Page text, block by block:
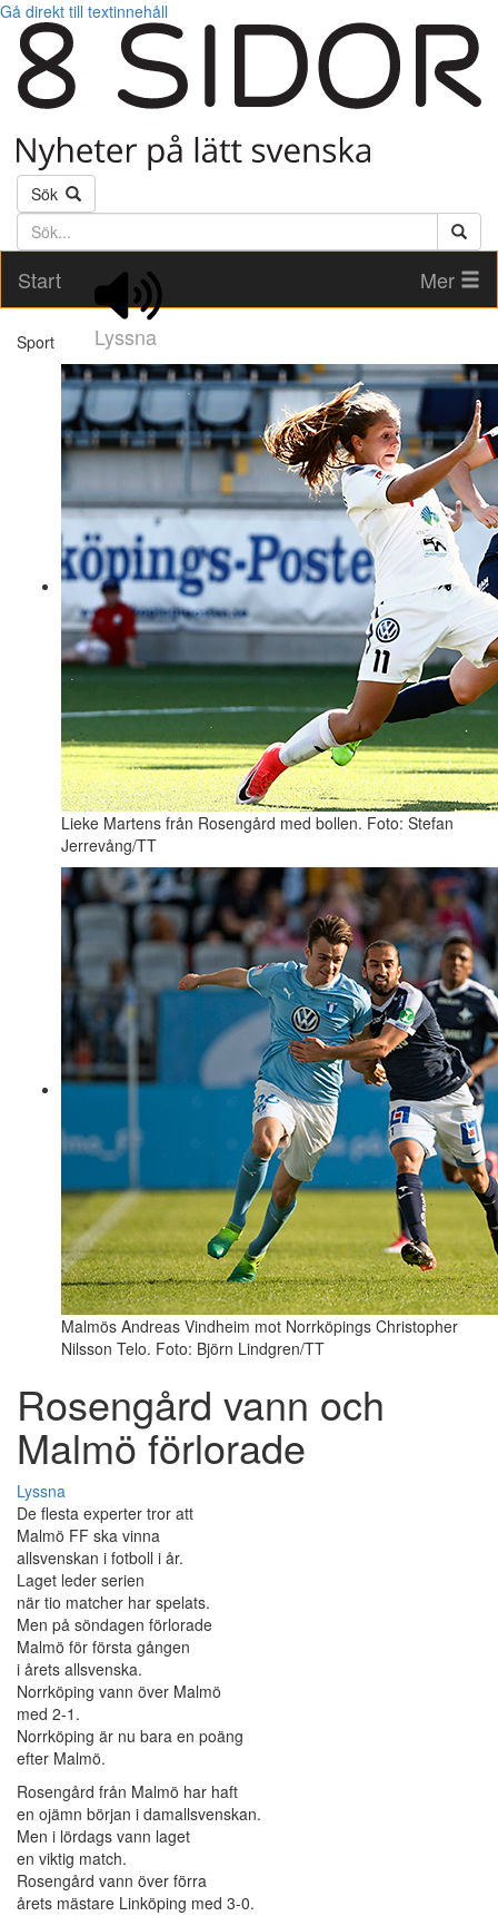
Gå direkt till textinnehåll
Sök
Söktext
Start
Lyssna
Mer
Sport
Lieke Martens från Rosengård med bollen. Foto: Stefan
Jerrevång/TT
Malmös Andreas Vindheim mot Norrköpings Christopher
Nilsson Telo. Foto: Björn Lindgren/TT
Rosengård vann och
Malmö förlorade
Lyssna
De flesta experter tror att
Malmö FF ska vinna
allsvenskan i fotboll i år.
Laget leder serien
när tio matcher har spelats.
Men på söndagen förlorade
Malmö för första gången
i årets allsvenska.
Norrköping vann över Malmö
med 2-1.
Norrköping är nu bara en poäng
efter Malmö.
Rosengård från Malmö har haft
en ojämn början i damallsvenskan.
Men i lördags vann laget
en viktig match.
Rosengård vann över förra
årets mästare Linköping med 3-0.